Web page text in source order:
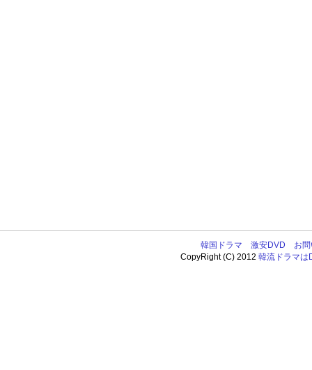
韓国ドラマ 激安DVD
お
CopyRight (C) 2012韓流ドラマは